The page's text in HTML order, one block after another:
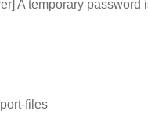
A temporary password
files